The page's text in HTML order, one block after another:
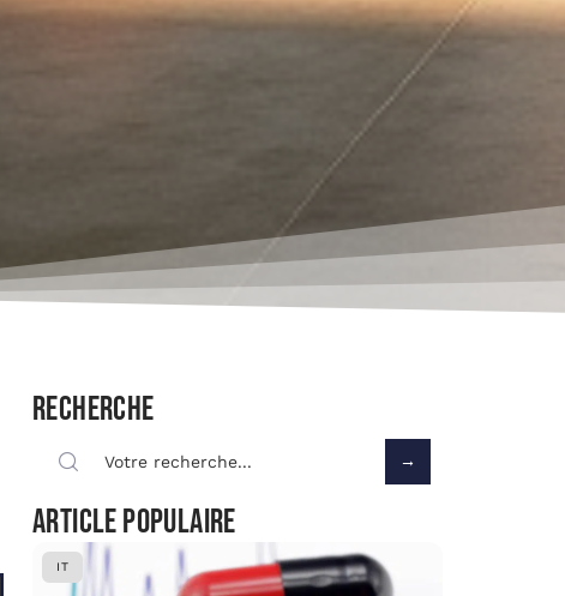
Recherche
Article populaire
IT